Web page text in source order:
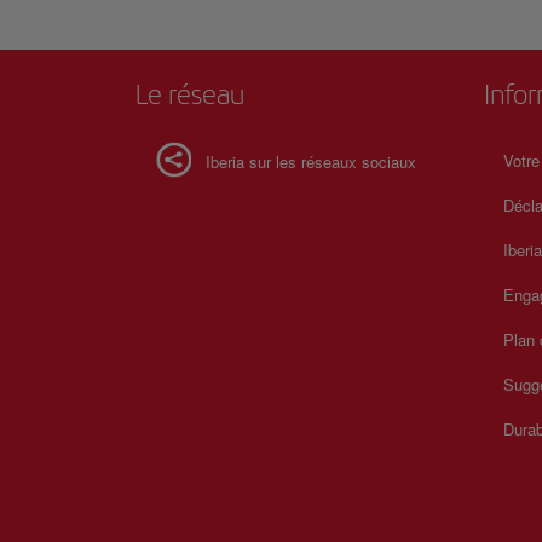
Le réseau
Iberia sur les réseaux sociaux
Plan